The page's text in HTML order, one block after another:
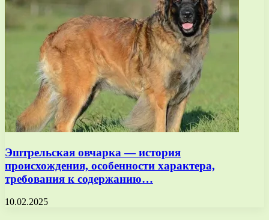
Эштрельская овчарка — история
происхождения, особенности характера,
требования к содержанию…
10.02.2025